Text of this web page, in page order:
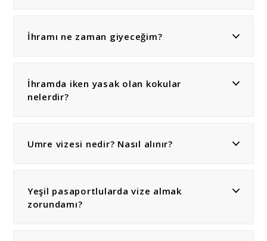
İhramı ne zaman giyeceğim?
İhramda iken yasak olan kokular
nelerdir?
Umre vizesi nedir? Nasıl alınır?
Yeşil pasaportlularda vize almak
zorundamı?